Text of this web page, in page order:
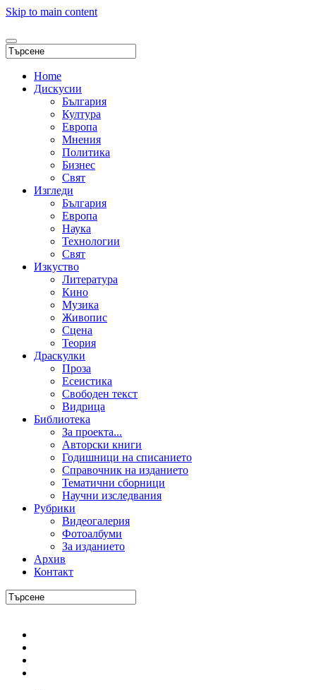
Skip to main content
Home
Дискусии
България
Култура
Европа
Мнения
Политика
Бизнес
Свят
Изгледи
България
Европа
Наука
Технологии
Свят
Изкуство
Литература
Кино
Музика
Живопис
Сцена
Теория
Драскулки
Проза
Есеистика
Свободен текст
Видрица
Библиотека
За проекта...
Авторски книги
Годишници на списанието
Справочник на изданието
Тематични сборници
Научни изследвания
Рубрики
Видеогалерия
Фотоалбуми
За изданието
Архив
Контакт